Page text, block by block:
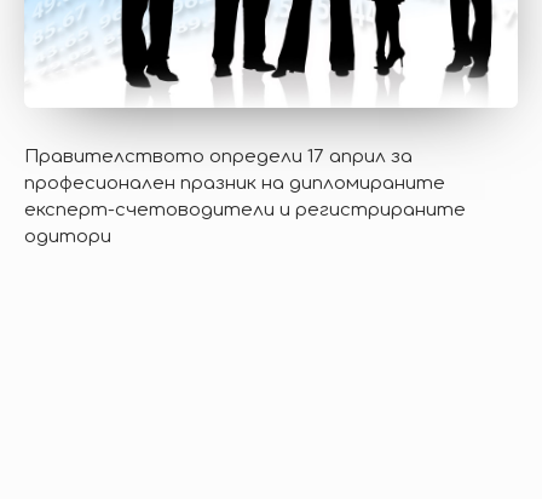
Правителството определи 17 април за
професионален празник на дипломираните
експерт-счетоводители и регистрираните
одитори